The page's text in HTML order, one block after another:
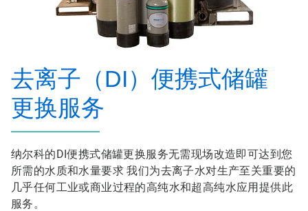
去离子（DI）便携式储罐
更换服务
纳尔科的DI便携式储罐更换服务无需现场改造即可达到您
所需的水质和水量要求 我们为去离子水对生产至关重要的
几乎任何工业或商业过程的高纯水和超高纯水应用提供此
服务。